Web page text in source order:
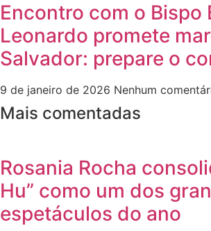
Encontro com o Bispo
Leonardo promete
Salvador: prepare o
9 de janeiro de 2026 Nenhum
Mais comentadas
Rosania Rocha
Hu” como um dos
espetáculos do ano